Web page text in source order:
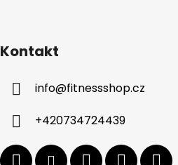
Kontakt
info@fitnessshop.cz
+420734724439